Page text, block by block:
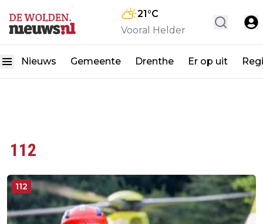
21°C
Vooral Helder
Nieuws Gemeente Drenthe Er op uit
112
112